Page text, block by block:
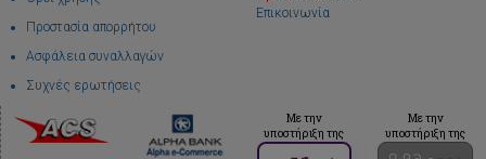
Προστασία απορρήτου
Ασφάλεια συναλλαγών
Συχνές ερωτήσεις
Επικοινωνία
Με την
υποστήριξη της
Με την
υποστήριξη της